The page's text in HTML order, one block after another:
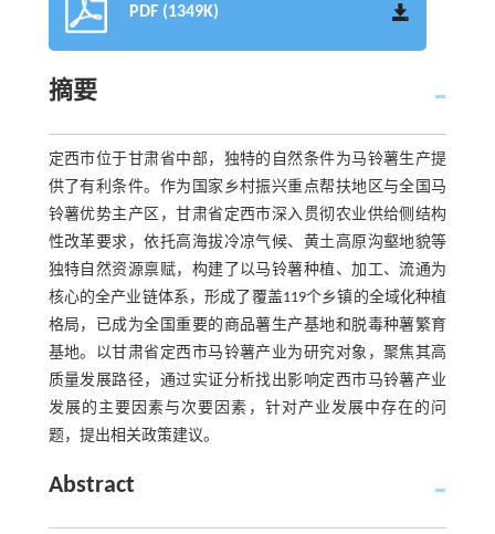
PDF (1349K)
摘要
定西市位于甘肃省中部，独特的自然条件为马铃薯生产提
供了有利条件。作为国家乡村振兴重点帮扶地区与全国马
铃薯优势主产区，甘肃省定西市深入贯彻农业供给侧结构
性改革要求，依托高海拔冷凉气候、黄土高原沟壑地貌等
独特自然资源禀赋，构建了以马铃薯种植、加工、流通为
核心的全产业链体系，形成了覆盖119个乡镇的全域化种植
格局，已成为全国重要的商品薯生产基地和脱毒种薯繁育
基地。以甘肃省定西市马铃薯产业为研究对象，聚焦其高
质量发展路径，通过实证分析找出影响定西市马铃薯产业
发展的主要因素与次要因素，针对产业发展中存在的问
题，提出相关政策建议。
Abstract